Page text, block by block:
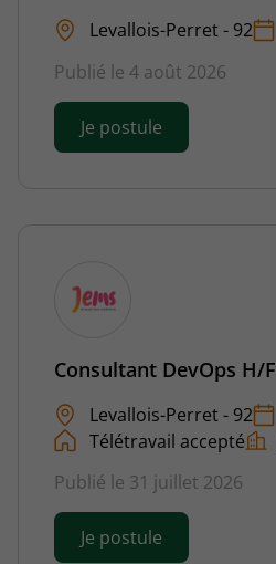
Levallois-Perret - 92
Publié le 4 août 2026
Je postule
Consultant DevOps H/F
Levallois-Perret - 92
Télétravail accepté
Publié le 31 juillet 2026
Je postule